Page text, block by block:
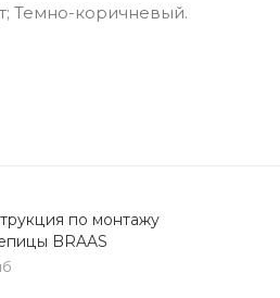
Темно-коричневый.
по монтажу
BRAAS